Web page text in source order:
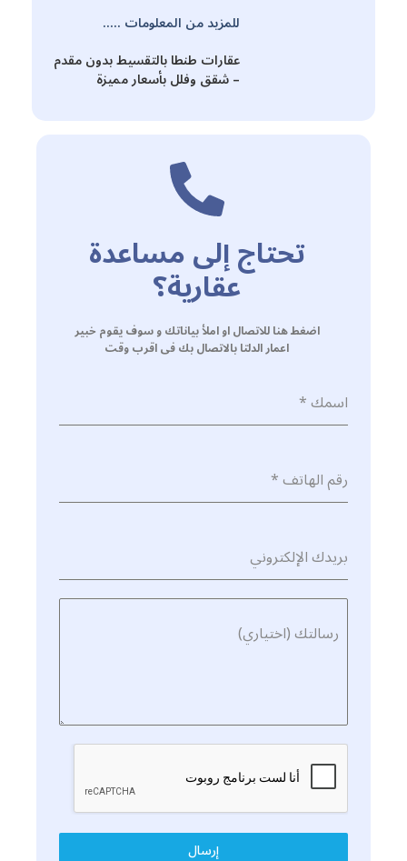
للمزيد من المعلومات …..
عقارات طنطا بالتقسيط بدون مقدم
– شقق وفلل بأسعار مميزة
تحتاج إلى مساعدة
عقارية؟
اضغط هنا للاتصال او املأ بياناتك و سوف يقوم خبير
اعمار الدلتا بالاتصال بك فى اقرب وقت
اسمك*
رقم الهاتف*
بريدك الإلكتروني
رسالتك (اختياري)
إرسال